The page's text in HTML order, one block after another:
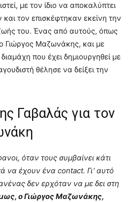
με τον ίδιο να αποκαλύπτει
τον επισκέφτηκαν εκείνη την
του. Ένας από αυτούς, όπως
Γιώργος Μαζωνάκης, και με
που έχει δημιουργηθεί με
θέλησε να δείξει την
Γαβαλάς για τον
όταν τους συμβαίνει κάτι
να έχουν ένα contact. Γι’ αυτό
δεν ερχόταν να με δει στη
ο Γιώργος Μαζωνάκης,